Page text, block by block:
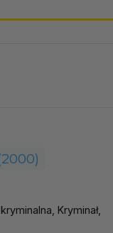
Kryminał,